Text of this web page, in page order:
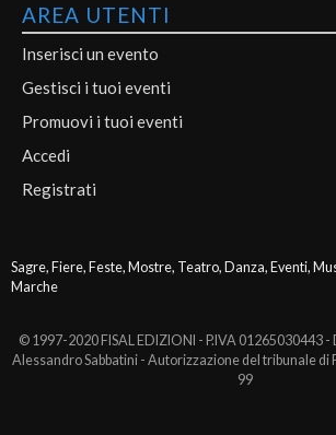
AREA UTENTI
Inserisci un evento
Gestisci i tuoi eventi
Promuovi i tuoi eventi
Accedi
Registrati
Sagre, Fiere, Feste, Mostre, Teatro, Danza, Eventi,
Marche
© 1997-2020 FISAL EDIZIONI - P.IVA 01265030443
Alessandro Sabbatini - Autorizzazione del tribunale di
99